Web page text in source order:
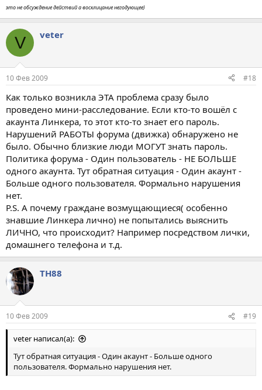
это не обсуждение действий а восклицание негодующее)
V veter
10 Фев 2009 #18
Как только возникла ЭТА проблема сразу было
проведено мини-расследование. Если кто-то вошёл с
акаунта Линкера, то этот кто-то знает его пароль.
Нарушений РАБОТЫ форума (движка) обнаружено не
было. Обычно близкие люди МОГУТ знать пароль.
Политика форума - Один пользователь - НЕ БОЛЬШЕ
одного акаунта. Тут обратная ситуация - Один акаунт -
Больше одного пользователя. Формально нарушения
нет.
P.S. А почему граждане возмущающиеся( особенно
знавшие Линкера лично) не попытались выяснить
ЛИЧНО, что происходит? Например посредством лички,
домашнего телефона и т.д.
TH88
10 Фев 2009 #19
veter написал(а):
Тут обратная ситуация - Один акаунт - Больше одного
пользователя. Формально нарушения нет.